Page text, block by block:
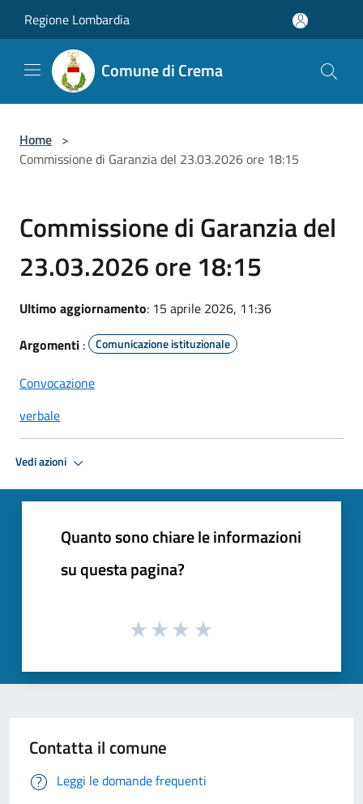
Regione Lombardia
Comune di Crema
Home >
Commissione di Garanzia del 23.03.2026 ore 18:15
Commissione di Garanzia del
23.03.2026 ore 18:15
Ultimo aggiornamento: 15 aprile 2026, 11:36
Argomenti : Comunicazione istituzionale
Convocazione
verbale
Vedi azioni
Quanto sono chiare le informazioni
su questa pagina?
Contatta il comune
Leggi le domande frequenti